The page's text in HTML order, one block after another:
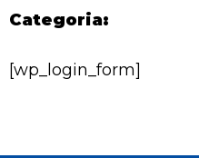
Categoria:
[wp_login_form]